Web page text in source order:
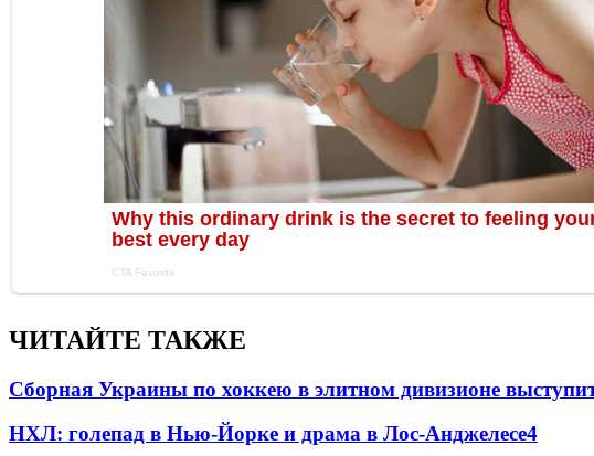
ЧИТАЙТЕ ТАКЖЕ
Сборная Украины по хоккею в элитном дивизионе
НХЛ: голепад в Нью-Йорке и драма в Лос-Анджелесе4